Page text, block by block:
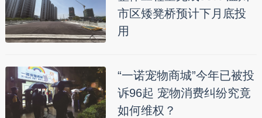
市区矮凳桥预计下月底投
用
“一诺宠物商城”今年已被投
诉96起 宠物消费纠纷究竟
如何维权？